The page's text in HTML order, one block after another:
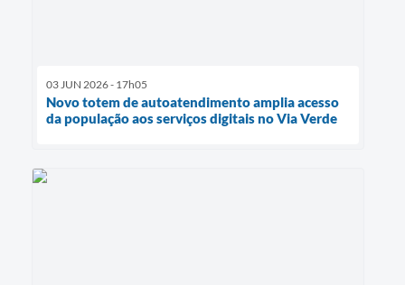
03 JUN 2026 - 17h05
Novo totem de autoatendimento amplia acesso
da população aos serviços digitais no Via Verde